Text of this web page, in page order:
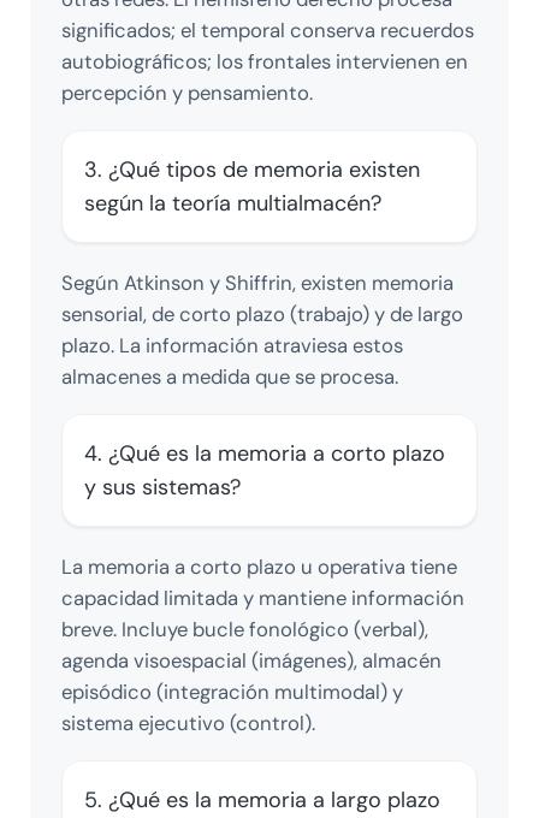
significados; el temporal conserva recuerdos
autobiográficos; los frontales intervienen en
percepción y pensamiento.
3. ¿Qué tipos de memoria existen
según la teoría multialmacén?
Según Atkinson y Shiffrin, existen memoria
sensorial, de corto plazo (trabajo) y de largo
plazo. La información atraviesa estos
almacenes a medida que se procesa.
4. ¿Qué es la memoria a corto plazo
y sus sistemas?
La memoria a corto plazo u operativa tiene
capacidad limitada y mantiene información
breve. Incluye bucle fonológico (verbal),
agenda visoespacial (imágenes), almacén
episódico (integración multimodal) y
sistema ejecutivo (control).
5. ¿Qué es la memoria a largo plazo